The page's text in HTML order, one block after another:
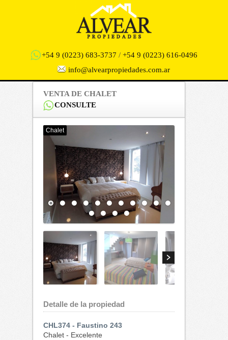
+54 9 (0223) 683-3737 / +54 9 (0223) 616-0496
info@alvearpropiedades.com.ar
VENTA DE CHALET
CONSULTE
Chalet
Detalle de la propiedad
CHL374 - Faustino 243
Chalet - Excelente